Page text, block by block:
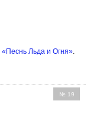
«Песнь Льда и Огня»
№ 19